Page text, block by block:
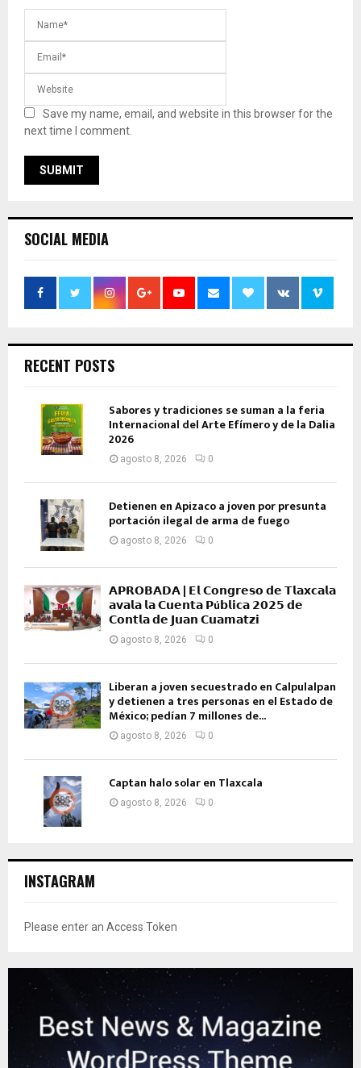
Save my name, email, and website in this browser for the
next time I comment.
SOCIAL MEDIA
RECENT POSTS
Sabores y tradiciones se suman a la feria
Internacional del Arte Efímero y de la Dalia
2026
agosto 8, 2026 0
Detienen en Apizaco a joven por presunta
portación ilegal de arma de fuego
agosto 8, 2026 0
𝗔𝗣𝗥𝗢𝗕𝗔𝗗𝗔 | 𝗘𝗹 𝗖𝗼𝗻𝗴𝗿𝗲𝘀𝗼 𝗱𝗲 𝗧𝗹𝗮𝘅𝗰𝗮𝗹𝗮
𝗮𝘃𝗮𝗹𝗮 𝗹𝗮 𝗖𝘂𝗲𝗻𝘁𝗮 𝗣ú𝗯𝗹𝗶𝗰𝗮 𝟮𝟬𝟮𝟱 𝗱𝗲
𝗖𝗼𝗻𝘁𝗹𝗮 𝗱𝗲 𝗝𝘂𝗮𝗻 𝗖𝘂𝗮𝗺𝗮𝘁𝘇𝗶
agosto 8, 2026 0
Liberan a joven secuestrado en Calpulalpan
y detienen a tres personas en el Estado de
México; pedían 7 millones de...
agosto 8, 2026 0
Captan halo solar en Tlaxcala
agosto 8, 2026 0
INSTAGRAM
Please enter an Access Token